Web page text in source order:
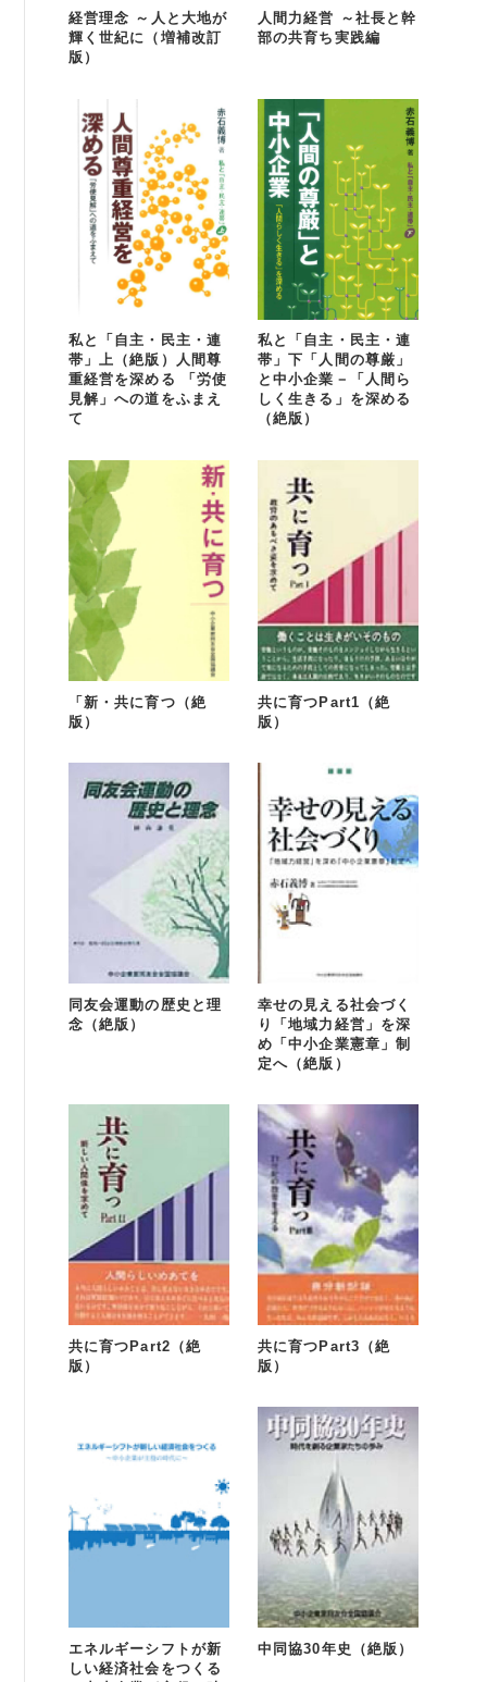
経営理念 ～人と大地が
輝く世紀に（増補改訂
版）
人間力経営 ～社長と幹
部の共育ち実践編
私と「自主・民主・連
帯」上（絶版）人間尊
重経営を深める 「労使
見解」への道をふまえ
て
私と「自主・民主・連
帯」下「人間の尊厳」
と中小企業－「人間ら
しく生きる」を深める
（絶版）
「新・共に育つ（絶
版）
共に育つPart1（絶
版）
同友会運動の歴史と理
念（絶版）
幸せの見える社会づく
り「地域力経営」を深
め「中小企業憲章」制
定へ（絶版）
共に育つPart2（絶
版）
共に育つPart3（絶
版）
エネルギーシフトが新
しい経済社会をつくる
中同協30年史（絶版）